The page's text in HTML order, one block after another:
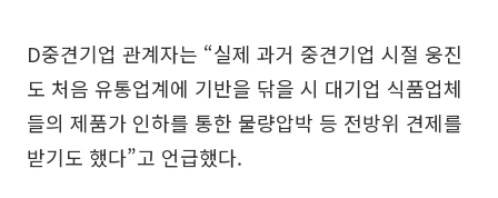
D중견기업 관계자는 “실제 과거 중견기업 시절 웅진
도 처음 유통업계에 기반을 닦을 시 대기업 식품업체
들의 제품가 인하를 통한 물량압박 등 전방위 견제를
받기도 했다”고 언급했다.